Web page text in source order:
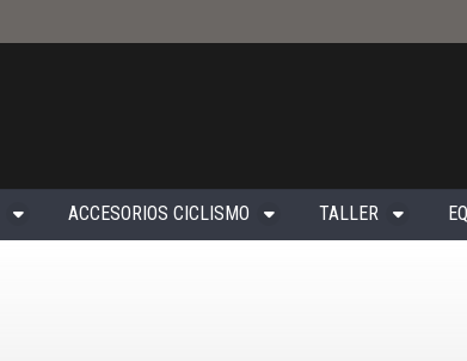
ACCESORIOS CICLISMO TALLER